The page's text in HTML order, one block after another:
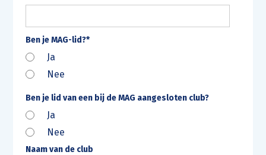
Ben je MAG-lid?*
Ja
Nee
Ben je lid van een bij de MAG aangesloten club?
Ja
Nee
Naam van de club